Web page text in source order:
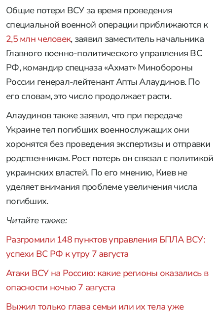
Общие потери ВСУ за время проведения
специальной военной операции приближаются к
2,5 млн человек, заявил заместитель начальника
Главного военно-политического управления ВС
РФ, командир спецназа «Ахмат» Минобороны
России генерал-лейтенант Апты Алаудинов. По
его словам, это число продолжает расти.
Алаудинов также заявил, что при передаче
Украине тел погибших военнослужащих они
хоронятся без проведения экспертизы и отправки
родственникам. Рост потерь он связал с политикой
украинских властей. По его мнению, Киев не
уделяет внимания проблеме увеличения числа
погибших.
Читайте также:
Разгромили 148 пунктов управления БПЛА ВСУ:
успехи ВС РФ к утру 7 августа
Атаки ВСУ на Россию: какие регионы оказались в
опасности ночью 7 августа
Выжил только глава семьи или их тела уже